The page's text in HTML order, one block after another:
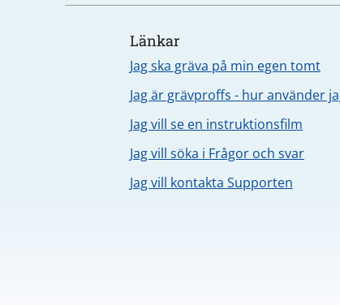
Länkar
Jag ska gräva på min egen tomt
Jag är grävproffs - hur använder
Jag vill se en instruktionsfilm
Jag vill söka i Frågor och svar
Jag vill kontakta Supporten